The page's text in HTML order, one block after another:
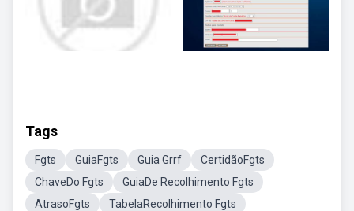
Tags
Fgts GuiaFgts Guia Grrf
CertidãoFgts
ChaveDo Fgts
GuiaDe Recolhimento Fgts
AtrasoFgts
TabelaRecolhimento Fgts